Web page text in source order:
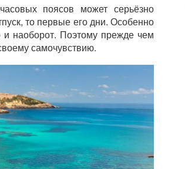
поясов может серьёзно
то первые его дни. Особенно
наоборот. Поэтому прежде чем
самочувствию.